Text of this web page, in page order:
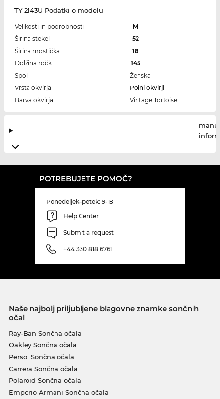
TY 2143U Podatki o modelu
Velikosti in podrobnosti
M
Širina stekel
52
Širina mostička
18
Dolžina ročk
145
Spol
Ženska
Vrsta okvirja
Polni okvirji
Barva okvirja
Vintage Tortoise
POTREBUJETE POMOČ?
Ponedeljek–petek: 9-18
Help Center
Submit a request
+44 330 818 6761
Naše najbolj priljubljene blagovne znamke sončnih
očal
Ray-Ban Sončna očala
Oakley Sončna očala
Persol Sončna očala
Carrera Sončna očala
Polaroid Sončna očala
Emporio Armani Sončna očala